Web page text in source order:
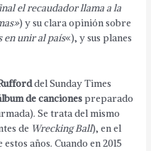
el recaudador llama a la
) y su clara opinión sobre
en unir al país«), y sus planes
del Sunday Times
de cancionespreparado
Se trata del mismo
de Wrecking Ball), en el
años. Cuando en 2015